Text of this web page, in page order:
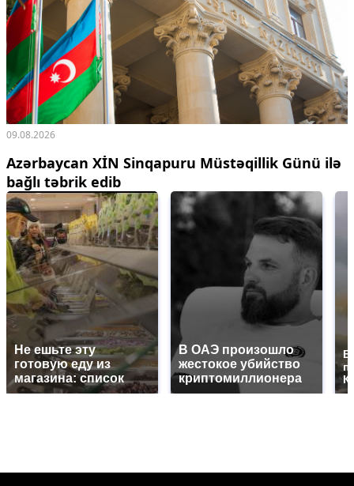
09.08.2026
Azərbaycan XİN Sinqapuru Müstəqillik Günü ilə
bağlı təbrik edib
Не ешьте эту
готовую еду из
магазина: список
В ОАЭ произошло
жестокое убийство
криптомиллионера